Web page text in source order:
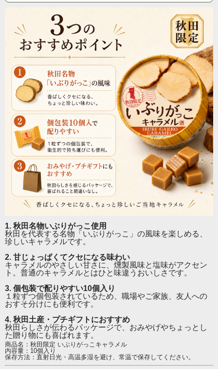
【秋田名物「いぶりがっこ」をキャラメルに！香ばしさ
と甘じょっぱさがクセになる、ご当地キャラメル。】
秋田名物「いぶりがっこ」の香ばしい風味を、やさしい
甘さのキャラメルに閉じ込めたご当地スイーツです。
燻製ならではの香りと、キャラメルのまろやかな甘さが
意外なほど相性抜群。ひと口食べると、甘じょっぱくて
クセになる味わいが広がります。
個包装の10粒入りなので、職場やご家庭でのおやつには
もちろん、旅行のおみやげ、ちょっとしたプレゼント、
秋田土産としてもおすすめです。
話題性のある珍しいキャラメルをお探しの方にぴったり
の一品です。
1. 秋田名物いぶりがっこ使用
秋田を代表する名物「いぶりがっこ」の風味を楽しめる、
珍しいキャラメルです。
2. 甘じょっぱくてクセになる味わい
キャラメルのやさしい甘さに、燻製風味と塩味がアクセン
ト。普通のキャラメルとはひと味違うおいしさです。
3. 個包装で配りやすい10個入り
１粒ずつ個包装されているため、職場やご家族、友人への
おすそ分けにも便利です。
4. 秋田土産・プチギフトにおすすめ
秋田らしさが伝わるパッケージで、おみやげやちょっとし
た贈り物にも喜ばれます。
商品名：秋田限定 いぶりがっこキャラメル
内容量：10個入り
保存方法：直射日光・高温多湿を避け、常温で保存してください。